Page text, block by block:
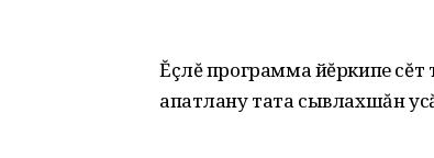
Ĕçлĕ программа йĕркипе сĕт
апатлану тата сывлахшăн